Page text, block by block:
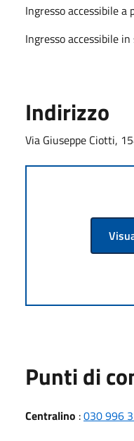
Ingresso accessibile
Ingresso accessibile
Indirizzo
Via Giuseppe Ciotti,
Punti di
Centralino :030 996